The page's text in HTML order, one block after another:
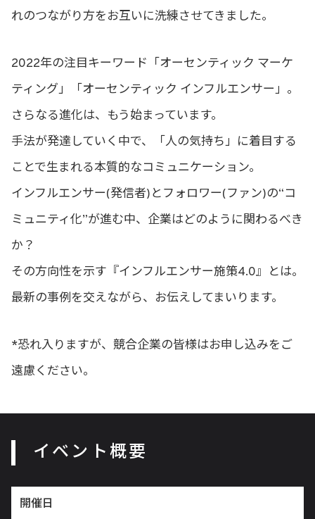
れのつながり方をお互いに洗練させてきました。
2022年の注目キーワード「オーセンティック マーケ
ティング」「オーセンティック インフルエンサー」。
さらなる進化は、もう始まっています。
手法が発達していく中で、「人の気持ち」に着目する
ことで生まれる本質的なコミュニケーション。
インフルエンサー(発信者)とフォロワー(ファン)の“コ
ミュニティ化”が進む中、企業はどのように関わるべき
か？
その方向性を示す『インフルエンサー施策4.0』とは。
最新の事例を交えながら、お伝えしてまいります。
*恐れ入りますが、競合企業の皆様はお申し込みをご
遠慮ください。
イベント概要
開催日